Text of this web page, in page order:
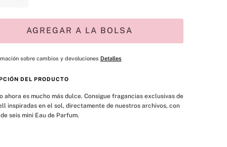
AGREGAR A LA BOLSA
sobre cambios y devoluciones Detalles
DEL PRODUCTO
ahora es mucho más dulce. Consigue fragancias exclusivas de
inspiradas en el sol, directamente de nuestros archivos, con
seis mini Eau de Parfum.